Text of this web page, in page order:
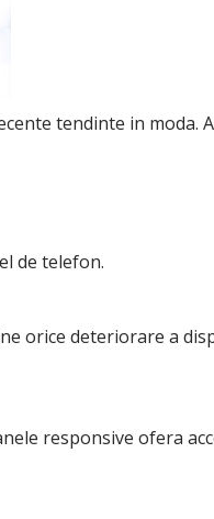
tendinte in moda.
de telefon.
orice deteriorare a
responsive ofera